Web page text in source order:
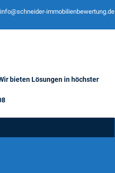
info@schneider-immobilienbewertung.de
bieten Lösungen in höchster